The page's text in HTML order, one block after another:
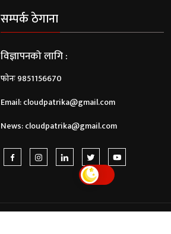
सम्पर्क ठेगाना
विज्ञापनको लागि :
फोनः 9851156670
Email:cloudpatrika@gmail.com
News:cloudpatrika@gmail.com